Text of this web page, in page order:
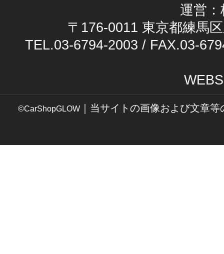
運営
〒176-0011 東京都練馬
TEL.03-6794-2003 / FAX.03-
©CarShopGLOW ｜当サイトの画像および文章